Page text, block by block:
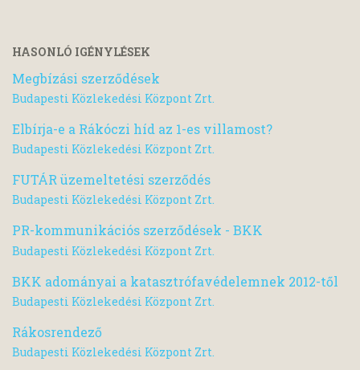
HASONLÓ IGÉNYLÉSEK
Megbízási szerződések
Budapesti Közlekedési Központ Zrt.
Elbírja-e a Rákóczi híd az 1-es villamost?
Budapesti Közlekedési Központ Zrt.
FUTÁR üzemeltetési szerződés
Budapesti Közlekedési Központ Zrt.
PR-kommunikációs szerződések - BKK
Budapesti Közlekedési Központ Zrt.
BKK adományai a katasztrófavédelemnek 2012-től
Budapesti Közlekedési Központ Zrt.
Rákosrendező
Budapesti Közlekedési Központ Zrt.